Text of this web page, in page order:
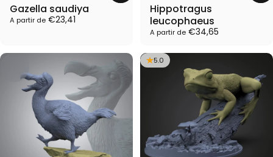
Gazella saudiya
A partir de €23,41
Hippotragus
leucophaeus
A partir de €34,65
5.0